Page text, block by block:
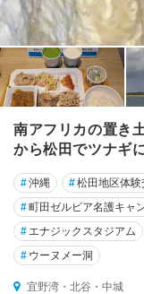
南アフリカの置き
から松田でツナギ
#沖縄 #松田地区体
#町田ゼルビア名護キャ
# エナジックスタジアム
# ウーヌメー洞
宜野湾・北谷・中城